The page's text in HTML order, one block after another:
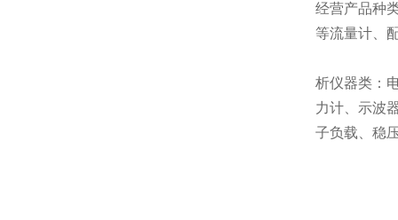
经营产品种
等流量计、
析仪器类：
力计、示波
子负载、稳